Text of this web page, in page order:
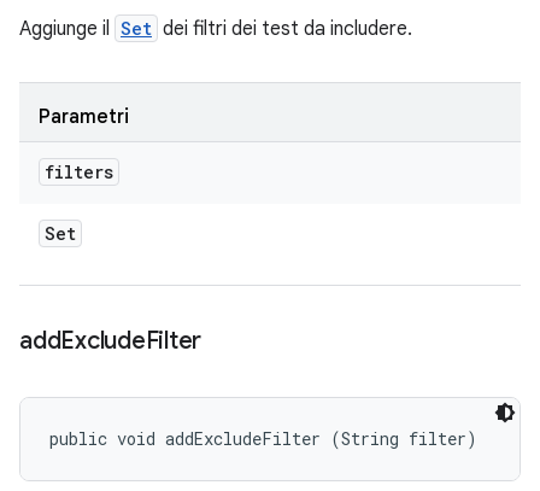
Aggiunge il Set dei filtri dei test da includere.
Parametri
filters
Set
addExcludeFilter
public void addExcludeFilter (String filter)